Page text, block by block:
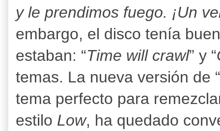
y le prendimos fuego. ¡Un
embargo, el disco tenía
estaban: “Time will crawl” y “
temas. La nueva versión de “
tema perfecto para
estilo Low, ha quedado